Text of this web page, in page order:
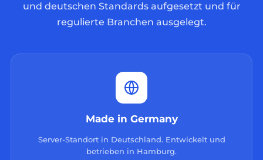
und deutschen Standards aufgesetzt und für
regulierte Branchen ausgelegt.
Made in Germany
Server-Standort in Deutschland. Entwickelt und
betrieben in Hamburg.